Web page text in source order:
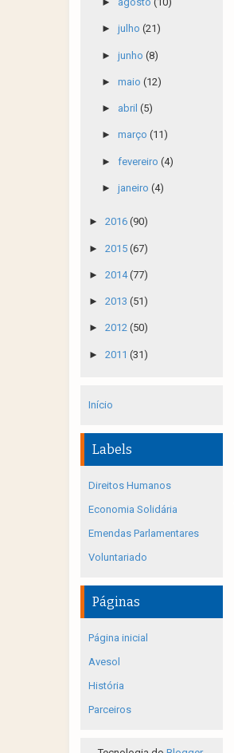
► julho (21)
► junho (8)
► maio (12)
► abril (5)
► março (11)
► fevereiro (4)
► janeiro (4)
► 2016 (90)
► 2015 (67)
► 2014(77)
► 2013 (51)
► 2012 (50)
► 2011 (31)
Início
Labels
Direitos Humanos
Economia Solidária
Emendas Parlamentares
Voluntariado
Páginas
Página inicial
Avesol
História
Parceiros